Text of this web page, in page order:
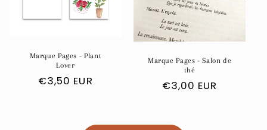
Marque Pages - Plant
Lover
Prix
€3,50 EUR
Marque Pages - Salon de
thé
Prix
€3,00 EUR